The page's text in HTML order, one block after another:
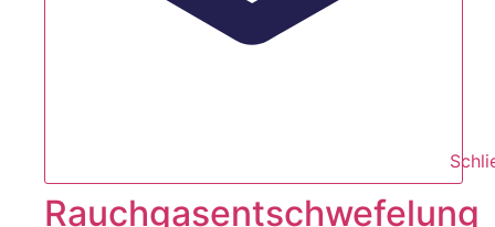
Rauchgasentschwefelung